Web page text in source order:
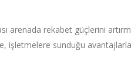
arenada rekabet güçlerini
işletmelere sunduğu avantajlarla